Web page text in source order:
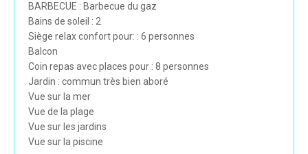
BARBECUE : Barbecue du gaz
Bains de soleil : 2
Siège relax confort pour: : 6 personnes
Balcon
Coin repas avec places pour : 8 personnes
Jardin : commun très bien aboré
Vue sur la mer
Vue de la plage
Vue sur les jardins
Vue sur la piscine